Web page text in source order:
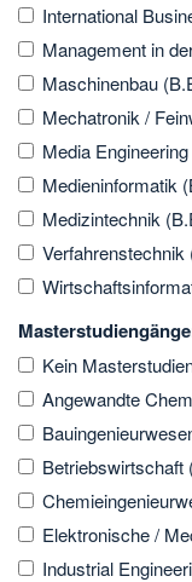
International
Management in
Maschinenbau
Mechatronik /
Media
Medieninformatik
Medizintechnik
Verfahrenstechnik
Kein
Angewandte
Betriebswirtschaft
Elektronische /
Industrial